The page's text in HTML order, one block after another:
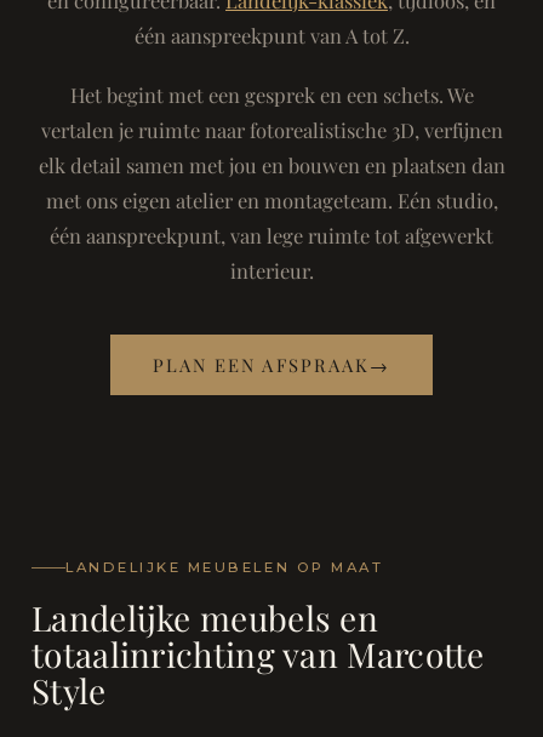
één aanspreekpunt van A tot Z.
Het begint met een gesprek en een schets. We
vertalen je ruimte naar fotorealistische 3D, verfijnen
elk detail samen met jou en bouwen en plaatsen dan
met ons eigen atelier en montageteam. Eén studio,
één aanspreekpunt, van lege ruimte tot afgewerkt
interieur.
PLAN EEN AFSPRAAK →
LANDELIJKE MEUBELEN OP MAAT
Landelijke meubels en
totaalinrichting van Marcotte
Style